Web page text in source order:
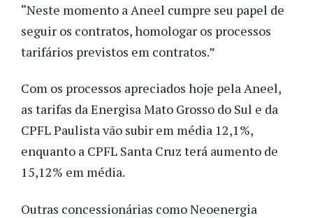
“Neste momento a Aneel cumpre seu papel de
seguir os contratos, homologar os processos
tarifários previstos em contratos.”
Com os processos apreciados hoje pela Aneel,
as tarifas da Energisa Mato Grosso do Sul e da
CPFL Paulista vão subir em média 12,1%,
enquanto a CPFL Santa Cruz terá aumento de
15,12% em média.
Outras concessionárias como Neoenergia